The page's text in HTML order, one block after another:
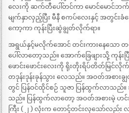
လေးကို ဆက်တီပေါ်တင်ကာ မောင်မောင်ဘ
မျက်နှာလှည့်ပြီး မီနီ စကပ်လေးနှင့် အတွင်း
ကော့ကာ ကုန်းပြီးဆွဲချွတ်လိုက်ရာ။
အရွယ်နှင့်မလိုက်အောင် တင်းကားနေသော တင်
ပေါ်လာတော့သည်။ အောက်ခြေဖျားသို့ ကုန်း
ဖောင်းဖောင်းလေးကို ရိုးတိုးရိပ်တိတ်မြင်လိုက်
တဒုန်းဒုန်းခုန်သွား လေသည်။ အဝတ်အစားခ
တွင် ပြန်ဝင်ထိုင်စဉ် သူဇာ ပြန်ထွက်လာသည်။
သည်။ ပြန်ထွက်လာတော့ အဝတ်အစားမဲ့ ဟင်
ကြီး ( ၂ ) လုံးက တောင့်တင်းလှသော်လည်း